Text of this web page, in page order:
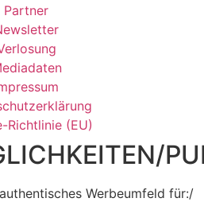
Partner
Richtlinie (EU)
Werbeumfeld für:/